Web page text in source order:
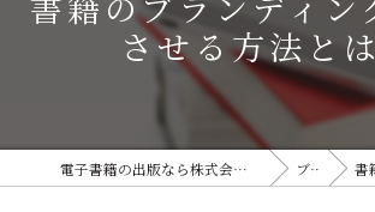
させる方法と
電子書籍の出版なら株式会社ちょんまげコーポレーション ブログ 書籍